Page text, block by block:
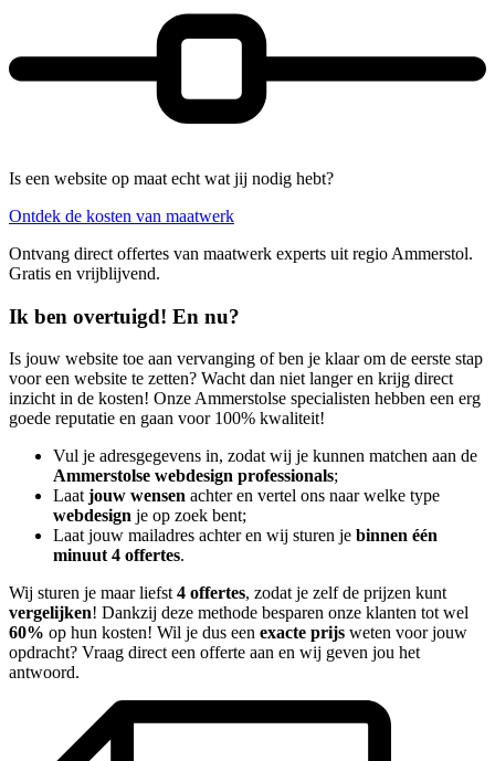
Is een website op maat echt wat jij nodig hebt?
Ontdek de kosten van maatwerk
Ontvang direct offertes van maatwerk experts uit regio Ammerstol.
Gratis en vrijblijvend.
Ik ben overtuigd! En nu?
Is jouw website toe aan vervanging of ben je klaar om de eerste stap
voor een website te zetten? Wacht dan niet langer en krijg direct
inzicht in de kosten! Onze Ammerstolse specialisten hebben een erg
goede reputatie en gaan voor 100% kwaliteit!
Vul je adresgegevens in, zodat wij je kunnen matchen aan de
Ammerstolse webdesign professionals;
Laat jouw wensen achter en vertel ons naar welke type
webdesign je op zoek bent;
Laat jouw mailadres achter en wij sturen je binnen één
minuut 4 offertes.
Wij sturen je maar liefst 4 offertes, zodat je zelf de prijzen kunt
vergelijken! Dankzij deze methode besparen onze klanten tot wel
60% op hun kosten! Wil je dus een exacte prijs weten voor jouw
opdracht? Vraag direct een offerte aan en wij geven jou het
antwoord.